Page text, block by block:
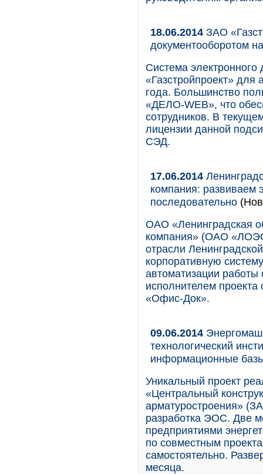
18.06.2014 ЗАО
документооборотом
Система
«Газстройпроект» для
года. Большинство
«ДЕЛО-WEB», что
сотрудников. В
лицензии данной
СЭД.
17.06.2014
компания:
последовательно
ОАО «Ленинградская
компания» (ОАО
отрасли
корпоративную
автоматизации
исполнителем
«Офис-Док».
09.06.2014
технологический
информационные
Уникальный проект
«Центральный
арматуростроения»
разработка ЭОС. Две
предприятиями
по совместным
самостоятельно.
месяца.